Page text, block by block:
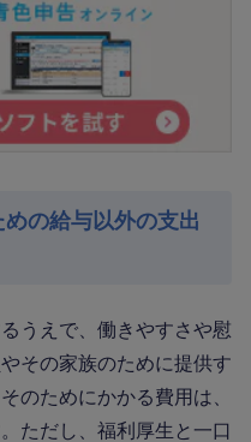
の給与以外の支出
うえで、働きやすさや慰
その家族のために提供す
のためにかかる費用は、
ただし、福利厚生と一口